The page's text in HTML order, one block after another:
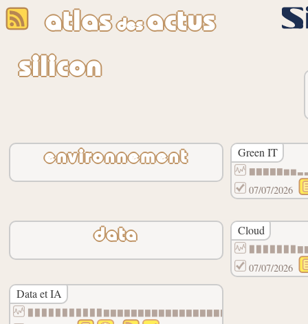
atlasdesactus
silicon
environnement Green IT
07/07/2026
data Cloud
07/07/2026
Data et IA